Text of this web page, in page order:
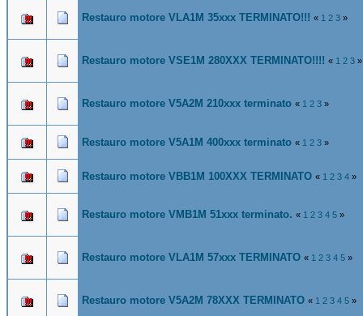
Restauro motore VLA1M 35xxx TERMINATO!!! « 1 2 3 »
Restauro motore VSE1M 280XXX TERMINATO!!!! « 1 2 3 »
Restauro motore V5A2M 210xxx terminato « 1 2 3 »
Restauro motore V5A1M 400xxx terminato « 1 2 3 »
Restauro motore VBB1M 100XXX TERMINATO « 1 2 3 4 »
Restauro motore VMB1M 51xxx terminato. « 1 2 3 4 5 »
Restauro motore VLA1M 57xxx TERMINATO « 1 2 3 4 5 »
Restauro motore V5A2M 78XXX TERMINATO « 1 2 3 4 5 »